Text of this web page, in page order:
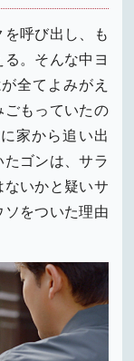
呼び出し、も
。そんな中ヨ
全てよみがえ
もっていたの
家から追い出
ゴンは、サラ
いかと疑いサ
をついた理由